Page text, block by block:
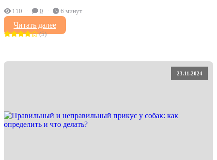
110 0 6 минут
Читать далее
(5)
23.11.2024